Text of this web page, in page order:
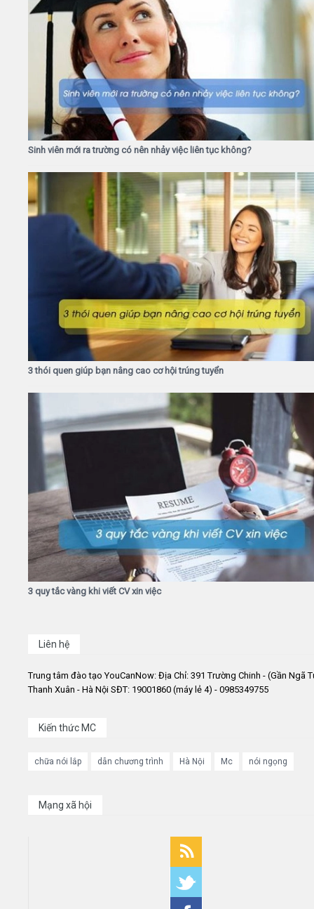
Sinh viên mới ra trường có nên nhảy việc liên tục không?
3 thói quen giúp bạn nâng cao cơ hội trúng tuyển
3 quy tắc vàng khi viết CV xin việc
Liên hệ
Trung tâm đào tạo YouCanNow: Địa Chỉ: 391 Trường Chinh - (Gần Ngã
Thanh Xuân - Hà Nội SĐT: 19001860 (máy lẻ 4) - 0985349755
Kiến thức MC
chữa nói lắp dẫn chương trình Hà Nội Mc nói ngọng
Mạng xã hội